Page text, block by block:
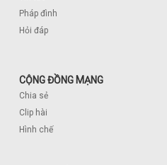
Pháp đình
Hỏi đáp
CỘNG ĐỒNG MẠNG
Chia sẻ
Clip hài
Hình chế